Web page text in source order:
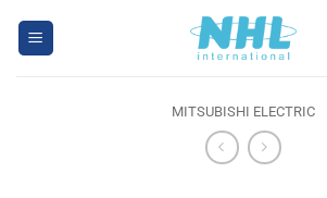
MITSUBISHI ELECTRIC